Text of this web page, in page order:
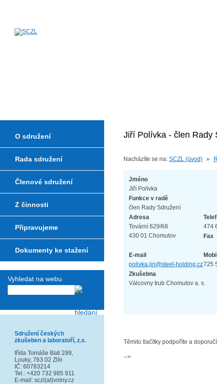
Jiří Polívka - člen Rady
Nacházíte se na: SCZL (úvod) »
Jméno
Jiří Polívka
Funkce v radě
člen Rady Sdružení
Adresa
Tovární 629/68
430 01 Chomutov
474
Fax
E-mail
polivka.jiri@steel-holding.cz725
Zkušebna
Válcovny trub Chomutov a. s.
Těmito tlačítky podpoříte a
-->
O sdružení
Rada sdružení
Členové sdružení
Z činnosti
Připravujeme
Dokumenty ke stažení
Vyhledat na webu
Sdružení českých
zkušeben a laboratoří, z.s.
třída Tomáše Bati 299,
Louky, 763 02 Zlín
IČ: 60783214
Tel.: +420 732 985 911
E-mail: sczl(at)volny.cz